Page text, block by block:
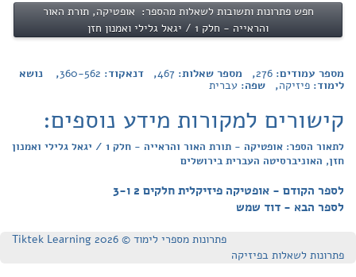
חפש פתרונות ותשובות לשאלות מהספר: אופטיקה, תורת האור
והראייה - חלק 1 / יגאל גלילי ואמנון חזן
מספר עמודים: 276, מספר שאלות: 467, דנאקוד: 360-562, נושא
לימוד: פיזיקה, שפה: עברית
קישורים למקורות מידע נוספים:
לתאור הספר: אופטיקה - תורת האור והראייה - חלק 1 / יגאל גלילי ואמנון
חזן, האוניברסיטה העברית בירושלים
לספר הקודם - אופטיקה פיזיקלית חלקים 2 ו-3
לספר הבא - דוד שמש
פתרונות מספרי לימוד © Tiktek Learning 2026
פתרונות לשאלות בפיזיקה